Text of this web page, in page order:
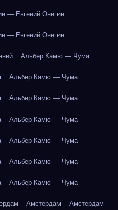
— Евгений Онегин
— Евгений Онегин
Альбер Камю — Чума
Альбер Камю — Чума
Альбер Камю — Чума
Альбер Камю — Чума
Альбер Камю — Чума
Альбер Камю — Чума
Альбер Камю — Чума
Амстердам Амстердам